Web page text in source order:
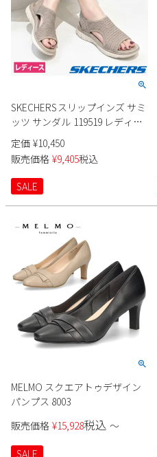
SKECHERSスリップインズ サミ
ッツ サンダル 119519 レディー
ス
定価 ¥10,450
販売価格 ¥9,405税込
SALE
MELMO スクエアトゥデザイン
パンプス 8003
販売価格 ¥15,928税込 〜
SALE